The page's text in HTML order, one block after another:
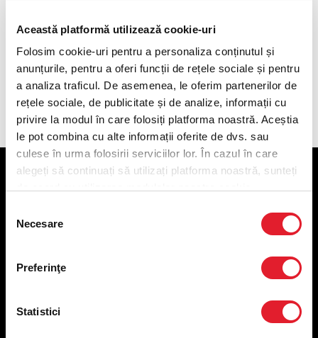
Această platformă utilizează cookie-uri
Folosim cookie-uri pentru a personaliza conținutul și
anunțurile, pentru a oferi funcții de rețele sociale și pentru
a analiza traficul. De asemenea, le oferim partenerilor de
rețele sociale, de publicitate și de analize, informații cu
privire la modul în care folosiți platforma noastră. Aceștia
le pot combina cu alte informații oferite de dvs. sau
culese în urma folosirii serviciilor lor. În cazul în care
alegeți să continuați să utilizați platforma noastră, sunteți
consimțământului
Necesare
Preferinţe
Statistici
Componența produsului
Meniu livrare
Abonare Newsletter
Utile